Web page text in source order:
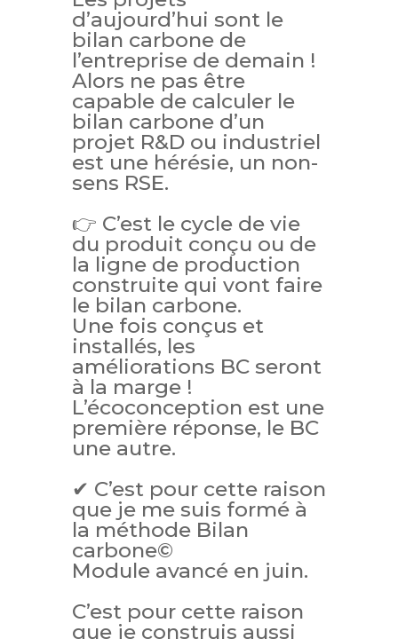
d’aujourd’hui sont le
bilan carbone de
l’entreprise de demain !
Alors ne pas être
capable de calculer le
bilan carbone d’un
projet R&D ou industriel
est une hérésie, un non-
sens RSE.
👉 C’est le cycle de vie
du produit conçu ou de
la ligne de production
construite qui vont faire
le bilan carbone.
Une fois conçus et
installés, les
améliorations BC seront
à la marge !
L’écoconception est une
première réponse, le BC
une autre.
✔ C’est pour cette raison
que je me suis formé à
la méthode Bilan
carbone©
Module avancé en juin.
C’est pour cette raison
que je construis aussi